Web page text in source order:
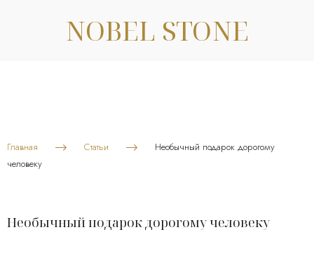
NOBEL STONE
Главная Статьи
Необычный подарок дорогому
человеку
Необычный подарок дорогому человеку